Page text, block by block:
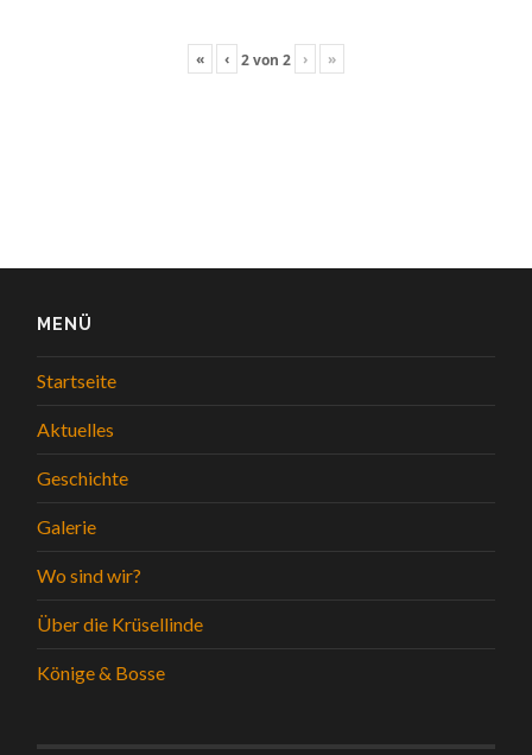
« ‹ 2von 2 › »
MENÜ
Startseite
Aktuelles
Geschichte
Galerie
Wo sind wir?
Über die Krüsellinde
Könige & Bosse